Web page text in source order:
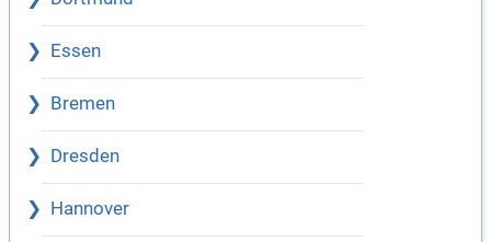
Essen
Bremen
Dresden
Hannover